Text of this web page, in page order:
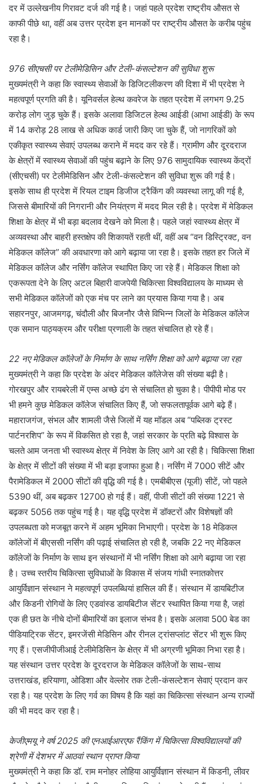
दर में उल्लेखनीय गिरावट दर्ज की गई है। जहां पहले प्रदेश राष्ट्रीय औसत से
काफी पीछे था, वहीं अब उत्तर प्रदेश इन मानकों पर राष्ट्रीय औसत के करीब पहुंच
रहा है।
976 सीएचसी पर टेलीमेडिसिन और टेली-कंसल्टेशन की सुविधा शुरू
मुख्यमंत्री ने कहा कि स्वास्थ्य सेवाओं के डिजिटलीकरण की दिशा में भी प्रदेश ने
महत्वपूर्ण प्रगति की है। यूनिवर्सल हेल्थ कवरेज के तहत प्रदेश में लगभग 9.25
करोड़ लोग जुड़ चुके हैं। इसके अलावा डिजिटल हेल्थ आईडी (आभा आईडी) के रूप
में 14 करोड़ 28 लाख से अधिक कार्ड जारी किए जा चुके हैं, जो नागरिकों को
एकीकृत स्वास्थ्य सेवाएं उपलब्ध कराने में मदद कर रहे हैं। ग्रामीण और दूरदराज
के क्षेत्रों में स्वास्थ्य सेवाओं की पहुंच बढ़ाने के लिए 976 सामुदायिक स्वास्थ्य केंद्रों
(सीएचसी) पर टेलीमेडिसिन और टेली-कंसल्टेशन की सुविधा शुरू की गई है।
इसके साथ ही प्रदेश में रियल टाइम डिजीज ट्रैकिंग की व्यवस्था लागू की गई है,
जिससे बीमारियों की निगरानी और नियंत्रण में मदद मिल रही है। प्रदेश में मेडिकल
शिक्षा के क्षेत्र में भी बड़ा बदलाव देखने को मिला है। पहले जहां स्वास्थ्य क्षेत्र में
अव्यवस्था और बाहरी हस्तक्षेप की शिकायतें रहती थीं, वहीं अब “वन डिस्ट्रिक्ट, वन
मेडिकल कॉलेज” की अवधारणा को आगे बढ़ाया जा रहा है। इसके तहत हर जिले में
मेडिकल कॉलेज और नर्सिंग कॉलेज स्थापित किए जा रहे हैं। मेडिकल शिक्षा को
एकरूपता देने के लिए अटल बिहारी वाजपेयी चिकित्सा विश्वविद्यालय के माध्यम से
सभी मेडिकल कॉलेजों को एक मंच पर लाने का प्रयास किया गया है। अब
सहारनपुर, आजमगढ़, चंदौली और बिजनौर जैसे विभिन्न जिलों के मेडिकल कॉलेज
एक समान पाठ्यक्रम और परीक्षा प्रणाली के तहत संचालित हो रहे हैं।
22 नए मेडिकल कॉलेजों के निर्माण के साथ नर्सिंग शिक्षा को आगे बढ़ाया जा रहा
मुख्यमंत्री ने कहा कि प्रदेश के अंदर मेडिकल कॉलेजेस की संख्या बढ़ी है।
गोरखपुर और रायबरेली में एम्स अच्छे ढंग से संचालित हो चुका है। पीपीपी मोड पर
भी हमने कुछ मेडिकल कॉलेज संचालित किए हैं, जो सफलतापूर्वक आगे बढ़े हैं।
महाराजगंज, संभल और शामली जैसे जिलों में यह मॉडल अब “पब्लिक ट्रस्ट
पार्टनरशिप” के रूप में विकसित हो रहा है, जहां सरकार के प्रति बढ़े विश्वास के
चलते आम जनता भी स्वास्थ्य क्षेत्र में निवेश के लिए आगे आ रही है। चिकित्सा शिक्षा
के क्षेत्र में सीटों की संख्या में भी बड़ा इजाफा हुआ है। नर्सिंग में 7000 सीटें और
पैरामेडिकल में 2000 सीटों की वृद्धि की गई है। एमबीबीएस (यूजी) सीटें, जो पहले
5390 थीं, अब बढ़कर 12700 हो गई हैं। वहीं, पीजी सीटों की संख्या 1221 से
बढ़कर 5056 तक पहुंच गई है। यह वृद्धि प्रदेश में डॉक्टरों और विशेषज्ञों की
उपलब्धता को मजबूत करने में अहम भूमिका निभाएगी। प्रदेश के 18 मेडिकल
कॉलेजों में बीएससी नर्सिंग की पढ़ाई संचालित हो रही है, जबकि 22 नए मेडिकल
कॉलेजों के निर्माण के साथ इन संस्थानों में भी नर्सिंग शिक्षा को आगे बढ़ाया जा रहा
है। उच्च स्तरीय चिकित्सा सुविधाओं के विकास में संजय गांधी स्नातकोत्तर
आयुर्विज्ञान संस्थान ने महत्वपूर्ण उपलब्धियां हासिल की हैं। संस्थान में डायबिटीज
और किडनी रोगियों के लिए एडवांस्ड डायबिटीज सेंटर स्थापित किया गया है, जहां
एक ही छत के नीचे दोनों बीमारियों का इलाज संभव है। इसके अलावा 500 बेड का
पीडियाट्रिक सेंटर, इमरजेंसी मेडिसिन और रीनल ट्रांसप्लांट सेंटर भी शुरू किए
गए हैं। एसजीपीजीआई टेलीमेडिसिन के क्षेत्र में भी अग्रणी भूमिका निभा रहा है।
यह संस्थान उत्तर प्रदेश के दूरदराज के मेडिकल कॉलेजों के साथ-साथ
उत्तराखंड, हरियाणा, ओडिशा और वेल्लोर तक टेली-कंसल्टेशन सेवाएं प्रदान कर
रहा है। यह प्रदेश के लिए गर्व का विषय है कि यहां का चिकित्सा संस्थान अन्य राज्यों
की भी मदद कर रहा है।
केजीएमयू ने वर्ष 2025 की एनआईआरएफ रैंकिंग में चिकित्सा विश्वविद्यालयों की
श्रेणी में देशभर में आठवां स्थान प्राप्त किया
मुख्यमंत्री ने कहा कि डॉ. राम मनोहर लोहिया आयुर्विज्ञान संस्थान में किडनी, लीवर